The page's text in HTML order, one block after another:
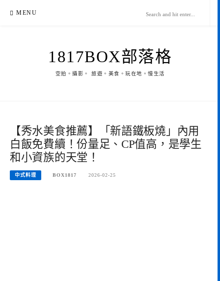
MENU
1817BOX部落格
空拍。攝影。 旅遊。美食。玩在地。慢生活
【秀水美食推薦】「新語鐵板燒」內用
白飯免費續！份量足、CP值高，是學生
和小資族的天堂！
中式料理 BOX1817 2026-02-25